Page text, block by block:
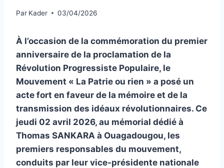
Par Kader 03/04/2026
À l’occasion de la commémoration du premier
anniversaire de la proclamation de la
Révolution Progressiste Populaire, le
Mouvement « La Patrie ou rien » a posé un
acte fort en faveur de la mémoire et de la
transmission des idéaux révolutionnaires. Ce
jeudi 02 avril 2026, au mémorial dédié à
Thomas SANKARA à Ouagadougou, les
premiers responsables du mouvement,
conduits par leur vice-présidente nationale